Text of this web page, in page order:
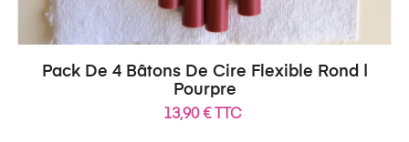
Pack De 4 Bâtons De Cire Flexible Rond |
Pourpre
13,90 € TTC